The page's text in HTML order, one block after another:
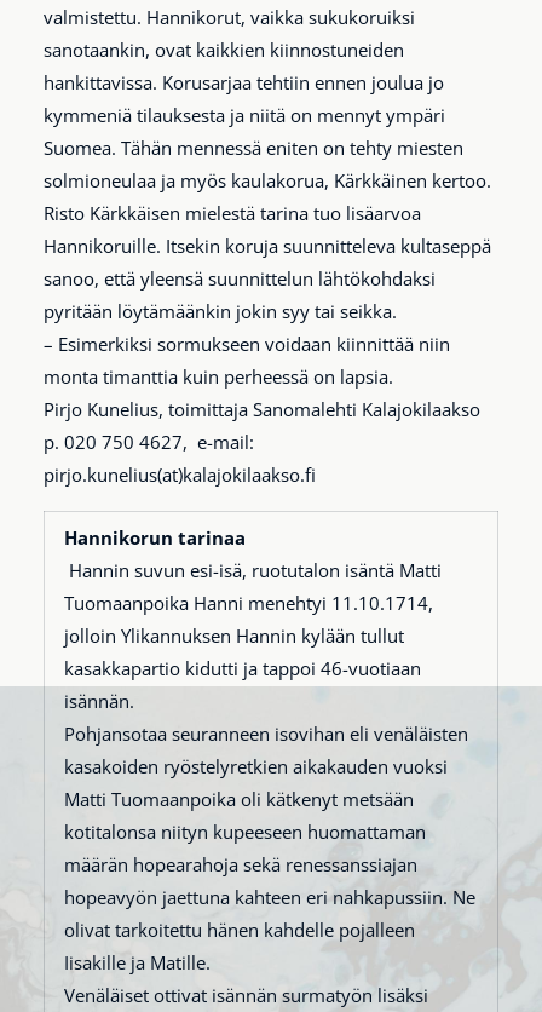
valmistettu. Hannikorut, vaikka sukukoruiksi
sanotaankin, ovat kaikkien kiinnostuneiden
hankittavissa. Korusarjaa tehtiin ennen joulua jo
kymmeniä tilauksesta ja niitä on mennyt ympäri
Suomea. Tähän mennessä eniten on tehty miesten
solmioneulaa ja myös kaulakorua, Kärkkäinen kertoo.
Risto Kärkkäisen mielestä tarina tuo lisäarvoa
Hannikoruille. Itsekin koruja suunnitteleva kultaseppä
sanoo, että yleensä suunnittelun lähtökohdaksi
pyritään löytämäänkin jokin syy tai seikka.
– Esimerkiksi sormukseen voidaan kiinnittää niin
monta timanttia kuin perheessä on lapsia.
Pirjo Kunelius, toimittaja Sanomalehti Kalajokilaakso
p. 020 750 4627, e-mail:
pirjo.kunelius(at)kalajokilaakso.fi
Hannikorun tarinaa
Hannin suvun esi-isä, ruotutalon isäntä Matti
Tuomaanpoika Hanni menehtyi 11.10.1714,
jolloin Ylikannuksen Hannin kylään tullut
kasakkapartio kidutti ja tappoi 46-vuotiaan
isännän.
Pohjansotaa seuranneen isovihan eli venäläisten
kasakoiden ryöstelyretkien aikakauden vuoksi
Matti Tuomaanpoika oli kätkenyt metsään
kotitalonsa niityn kupeeseen huomattaman
määrän hopearahoja sekä renessanssiajan
hopeavyön jaettuna kahteen eri nahkapussiin. Ne
olivat tarkoitettu hänen kahdelle pojalleen
Iisakille ja Matille.
Venäläiset ottivat isännän surmatyön lisäksi